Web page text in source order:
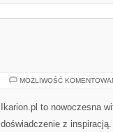
MOŻLIWOŚĆ
Ikarion.pl to nowoczesna
doświadczenie z